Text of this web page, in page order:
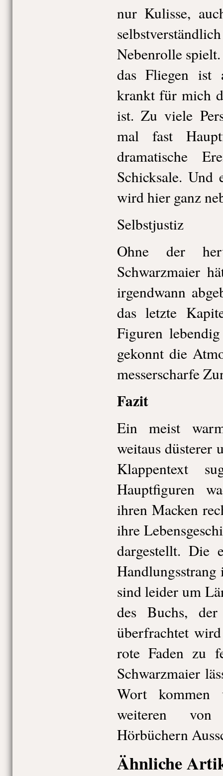
nur Kulisse,
Nebenrolle
das Fliegen ist
krankt für mich
ist. Zu viele
mal fast
dramatische
Schicksale. Und
wird hier ganz
Selbstjustiz
Ohne der
Schwarzmaier
irgendwann
das letzte
Figuren
gekonnt die
messerscharfe
Fazit
Ein meist
weitaus düsterer
Klappentext
Hauptfiguren
ihren Macken
ihre
dargestellt. Die
Handlungsstrang
sind leider um
des Buchs,
überfrachtet
rote Faden zu
Schwarzmaier
Wort
weiteren von
Hörbüchern
Ähnliche